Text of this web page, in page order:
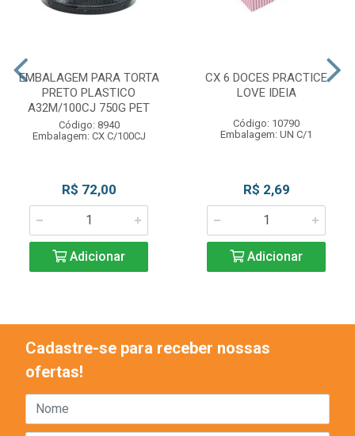
EMBALAGEM PARA TORTA
PRETO PLASTICO
A32M/100CJ 750G PET
Código: 8940
Embalagem: CX C/100CJ
R$ 72,00
Adicionar
CX 6 DOCES PRACTICE
LOVE IDEIA
Código: 10790
Embalagem: UN C/1
R$ 2,69
Adicionar
Cadastre-se para receber nossas
ofertas!